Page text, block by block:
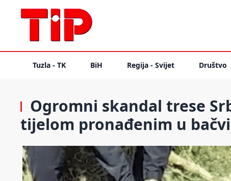
Tuzla - TK BiH Regija - Svijet Društvo
Ogromni skandal trese
tijelom pronađenim u bačvi